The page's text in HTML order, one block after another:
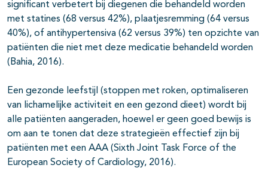
significant verbetert bij diegenen die behandeld worden
met statines (68 versus 42%), plaatjesremming (64 versus
40%), of antihypertensiva (62 versus 39%) ten opzichte van
patiënten die niet met deze medicatie behandeld worden
(Bahia, 2016).
Een gezonde leefstijl (stoppen met roken, optimaliseren
van lichamelijke activiteit en een gezond dieet) wordt bij
alle patiënten aangeraden, hoewel er geen goed bewijs is
om aan te tonen dat deze strategieën effectief zijn bij
patiënten met een AAA (Sixth Joint Task Force of the
European Society of Cardiology, 2016).